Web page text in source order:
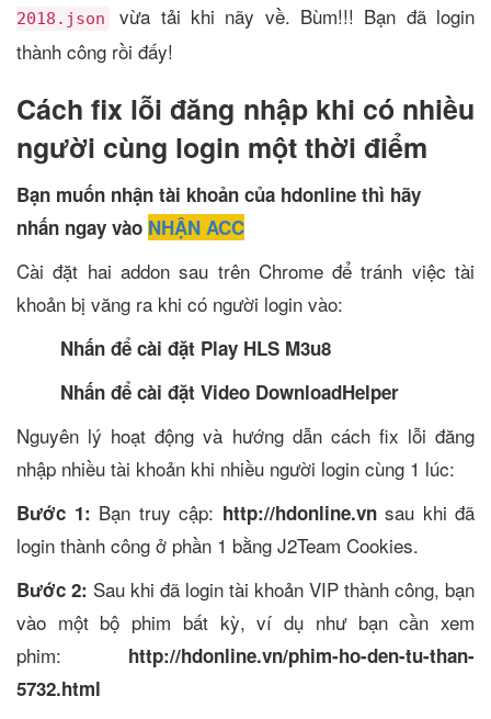
2018.json
vừa tải khi nãy về. Bùm!!! Bạn đã login
thành công rồi đấy!
Cách fix lỗi đăng nhập khi có nhiều
người cùng login một thời điểm
Bạn muốn nhận tài khoản của hdonline thì hãy
nhấn ngay vào NHẬN ACC
Cài đặt hai addon sau trên Chrome để tránh việc tài
khoản bị văng ra khi có người login vào:
Nhấn để cài đặt Play HLS M3u8
Nhấn để cài đặt Video DownloadHelper
Nguyên lý hoạt động và hướng dẫn cách fix lỗi đăng
nhập nhiều tài khoản khi nhiều người login cùng 1 lúc:
Bước 1: Bạn truy cập: http://hdonline.vnsau khi đã
login thành công ở phần 1 bằng J2Team Cookies.
Bước 2: Sau khi đã login tài khoản VIP thành công, bạn
vào một bộ phim bất kỳ, ví dụ như bạn cần xem
phim: http://hdonline.vn/phim-ho-den-tu-than-
5732.html